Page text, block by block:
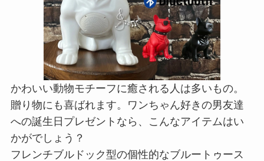
かわいい動物モチーフに癒される人は多いもの。
贈り物にも喜ばれます。ワンちゃん好きの男友達
への誕生日プレゼントなら、こんなアイテムはい
かがでしょう？
フレンチブルドック型の個性的なブルートゥース